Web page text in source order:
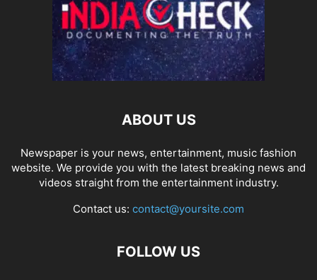
ABOUT US
Newspaper is your news, entertainment, music fashion
website. We provide you with the latest breaking news and
videos straight from the entertainment industry.
Contact us: contact@yoursite.com
FOLLOW US